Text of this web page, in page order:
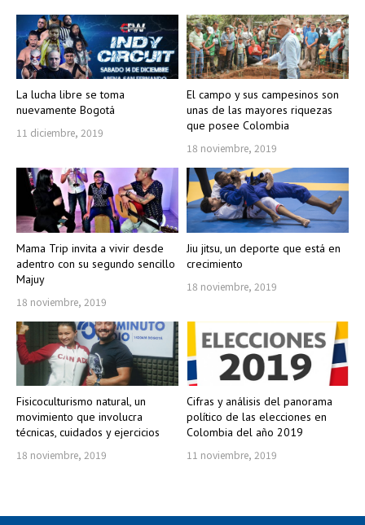
La lucha libre se toma
nuevamente Bogotá
11 diciembre, 2019
El campo y sus campesinos son
unas de las mayores riquezas
que posee Colombia
18 noviembre, 2019
Mama Trip invita a vivir desde
adentro con su segundo sencillo
Majuy
18 noviembre, 2019
Jiu jitsu, un deporte que está en
crecimiento
18 noviembre, 2019
Fisicoculturismo natural, un
movimiento que involucra
técnicas, cuidados y ejercicios
18 noviembre, 2019
Cifras y análisis del panorama
político de las elecciones en
Colombia del año 2019
11 noviembre, 2019